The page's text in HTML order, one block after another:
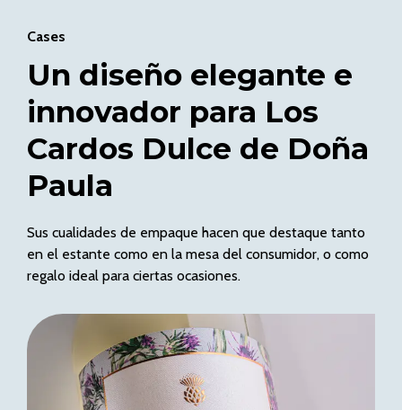
Cases
Un diseño elegante e
innovador para Los
Cardos Dulce de Doña
Paula
Sus cualidades de empaque hacen que destaque tanto
en el estante como en la mesa del consumidor, o como
regalo ideal para ciertas ocasiones.